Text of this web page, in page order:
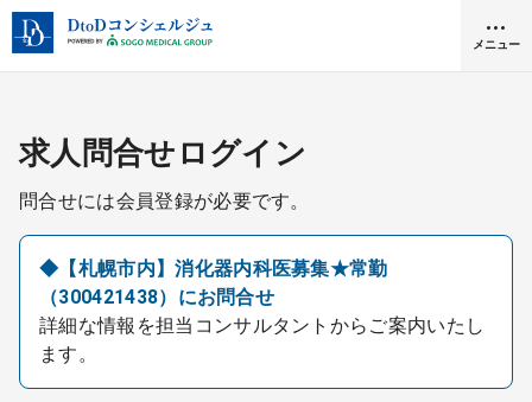
メニュー
クリニック開業
DtoDとは
お問合せ
医院の譲渡・売却をお考えの方
採用をお考えの医療機関の方
求人問合せログイン
問合せには会員登録が必要です。
◆【札幌市内】消化器内科医募集★常勤
（300421438）にお問合せ
詳細な情報を担当コンサルタントからご案内いたし
ます。